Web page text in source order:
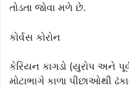
તોડતા જોવા મળે છે.
કોર્વસ કોરોન
કેરિયન કાગડો (યુરોપ અને
મોટાભાગે કાળા પીછાઓથી